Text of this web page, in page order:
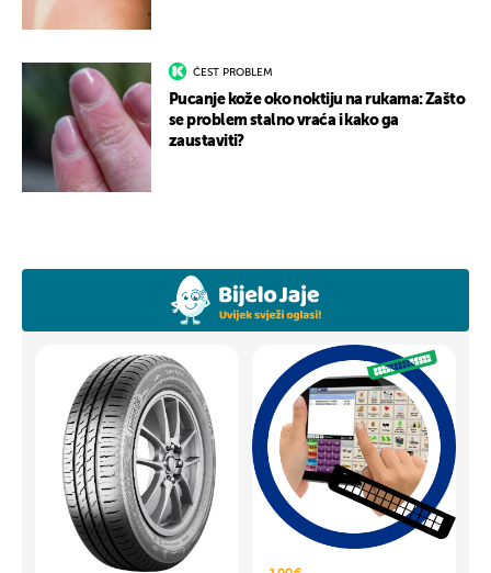
ČEST PROBLEM
Pucanje kože oko noktiju na rukama: Zašto
se problem stalno vraća i kako ga
zaustaviti?